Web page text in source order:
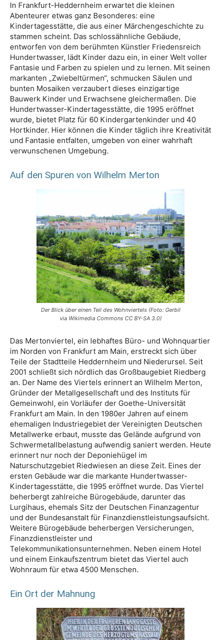
In Frankfurt-Heddernheim erwartet die kleinen
Abenteurer etwas ganz Besonderes: eine
Kindertagesstätte, die aus einer Märchengeschichte zu
stammen scheint. Das schlossähnliche Gebäude,
entworfen von dem berühmten Künstler Friedensreich
Hundertwasser, lädt Kinder dazu ein, in einer Welt voller
Fantasie und Farben zu spielen und zu lernen. Mit seinen
markanten „Zwiebeltürmen“, schmucken Säulen und
bunten Mosaiken verzaubert dieses einzigartige
Bauwerk Kinder und Erwachsene gleichermaßen. Die
Hundertwasser-Kindertagesstätte, die 1995 eröffnet
wurde, bietet Platz für 60 Kindergartenkinder und 40
Hortkinder. Hier können die Kinder täglich ihre Kreativität
und Fantasie entfalten, umgeben von einer wahrhaft
verwunschenen Umgebung.
Auf den Spuren von Wilhelm Merton
Der Blick über einen Teil des Wohnviertels (Foto: Gerbil
via Wikimedia Commons CC BY-SA 3.0)
Das Mertonviertel, ein lebhaftes Büro- und Wohnquartier
im Norden von Frankfurt am Main, erstreckt sich über
Teile der Stadtteile Heddernheim und Niederursel. Seit
2001 schließt sich nördlich das Großbaugebiet Riedberg
an. Der Name des Viertels erinnert an Wilhelm Merton,
Gründer der Metallgesellschaft und des Instituts für
Gemeinwohl, ein Vorläufer der Goethe-Universität
Frankfurt am Main. In den 1980er Jahren auf einem
ehemaligen Industriegebiet der Vereinigten Deutschen
Metallwerke erbaut, musste das Gelände aufgrund von
Schwermetallbelastung aufwendig saniert werden. Heute
erinnert nur noch der Deponiehügel im
Naturschutzgebiet Riedwiesen an diese Zeit. Eines der
ersten Gebäude war die markante Hundertwasser-
Kindertagesstätte, die 1995 eröffnet wurde. Das Viertel
beherbergt zahlreiche Bürogebäude, darunter das
Lurgihaus, ehemals Sitz der Deutschen Finanzagentur
und der Bundesanstalt für Finanzdienstleistungsaufsicht.
Weitere Bürogebäude beherbergen Versicherungen,
Finanzdienstleister und
Telekommunikationsunternehmen. Neben einem Hotel
und einem Einkaufszentrum bietet das Viertel auch
Wohnraum für etwa 4500 Menschen.
Ein Ort der Mahnung